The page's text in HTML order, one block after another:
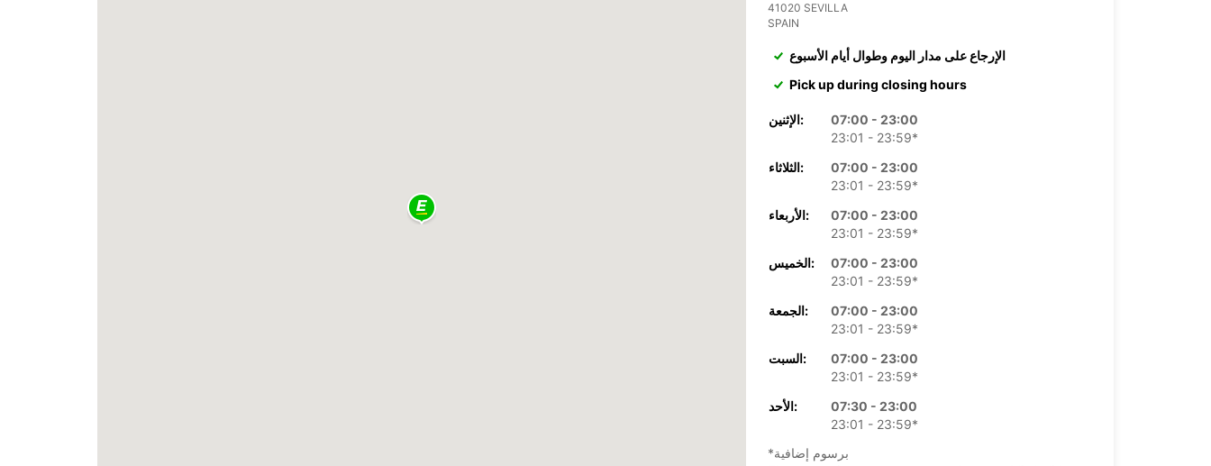
41020 SEVILLA
SPAIN
الإرجاع على مدار اليوم وطوال أيام الأسبوع
Pick up during closing hours
الإثنين:
07:00 - 23:00
23:01 - 23:59*
الثلاثاء:
07:00 - 23:00
23:01 - 23:59*
الأربعاء:
07:00 - 23:00
23:01 - 23:59*
الخميس:
07:00 - 23:00
23:01 - 23:59*
الجمعة:
07:00 - 23:00
23:01 - 23:59*
السبت:
07:00 - 23:00
23:01 - 23:59*
الأحد:
07:30 - 23:00
23:01 - 23:59*
*برسوم إضافية